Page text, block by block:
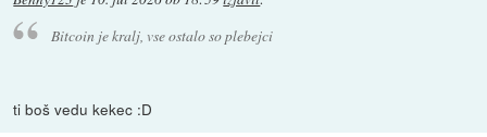
Bitcoin je kralj, vse ostalo so plebejci
ti boš vedu kekec :D